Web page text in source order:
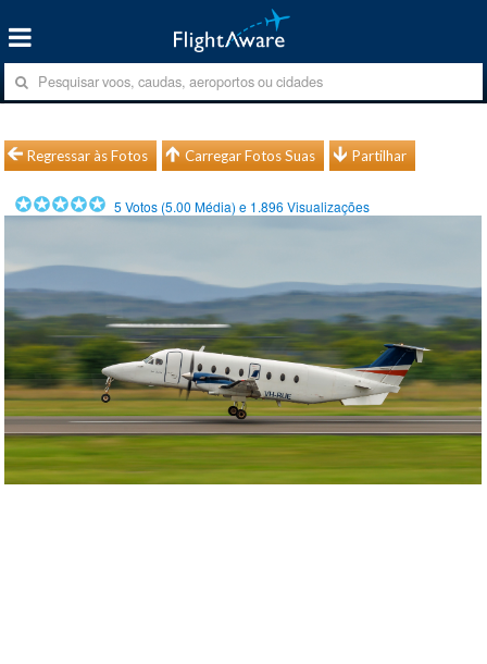
Regressar às Fotos Carregar Fotos Suas Partilhar
5 Votos (5.00 Média) e 1.896 Visualizações